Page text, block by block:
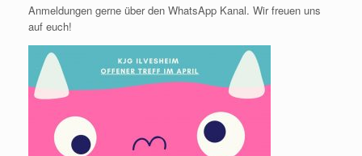
Anmeldungen gerne über den WhatsApp Kanal. Wir freuen uns
auf euch!